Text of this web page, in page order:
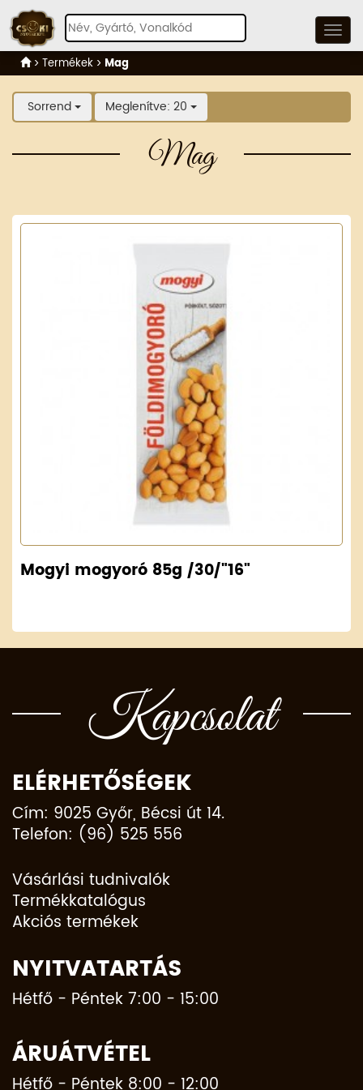
Termékek Mag
Sorrend Meglenítve: 20
Mag
Mogyi mogyoró 85g /30/"16"
Kapcsolat
ELÉRHETŐSÉGEK
Cím: 9025 Győr, Bécsi út 14.
Telefon: (96) 525 556
Vásárlási tudnivalók
Termékkatalógus
Akciós termékek
NYITVATARTÁS
Hétfő - Péntek 7:00 - 15:00
ÁRUÁTVÉTEL
Hétfő - Péntek 8:00 - 12:00